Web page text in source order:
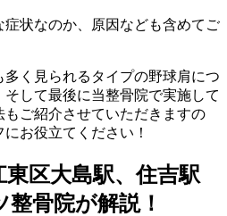
症状なのか、原因なども含めてご
く見られるタイプの野球肩につ
して最後に当整骨院で実施して
ご紹介させていただきますの
お役立てください！
区大島駅、住吉駅
骨院が解説！